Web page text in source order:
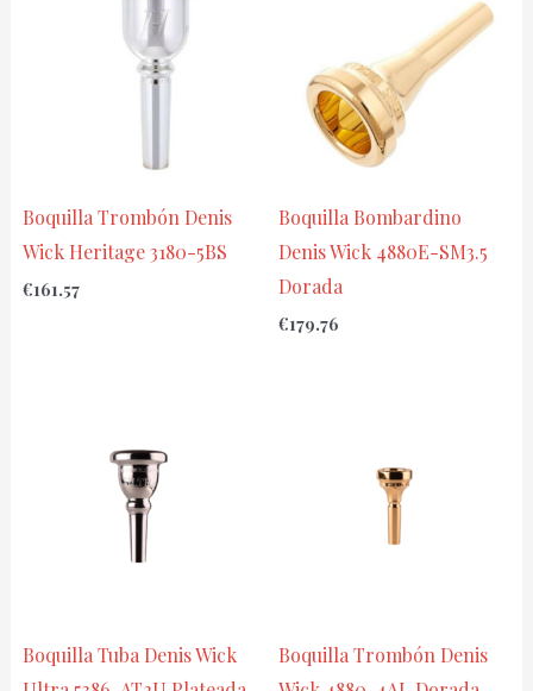
Boquilla Trombón Denis
Wick Heritage 3180-5BS
€161.57
Boquilla Bombardino
Denis Wick 4880E-SM3.5
Dorada
€179.76
Boquilla Tuba Denis Wick
Boquilla Trombón Denis